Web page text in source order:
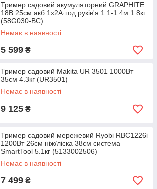
Тример садовий акумуляторний GRAPHITE
18В 25см акб 1х2А·год руків'я 1.1-1.4м 1.8кг
(58G030-BC)
Немає в наявності
5 599 ₴
Тример садовий Makita UR 3501 1000Вт
35см 4.3кг (UR3501)
Немає в наявності
9 125 ₴
Тример садовий мережевий Ryobi RBC1226i
1200Вт 26см ніж/ліска 38см система
SmartTool 5.1кг (5133002506)
Немає в наявності
7 499 ₴